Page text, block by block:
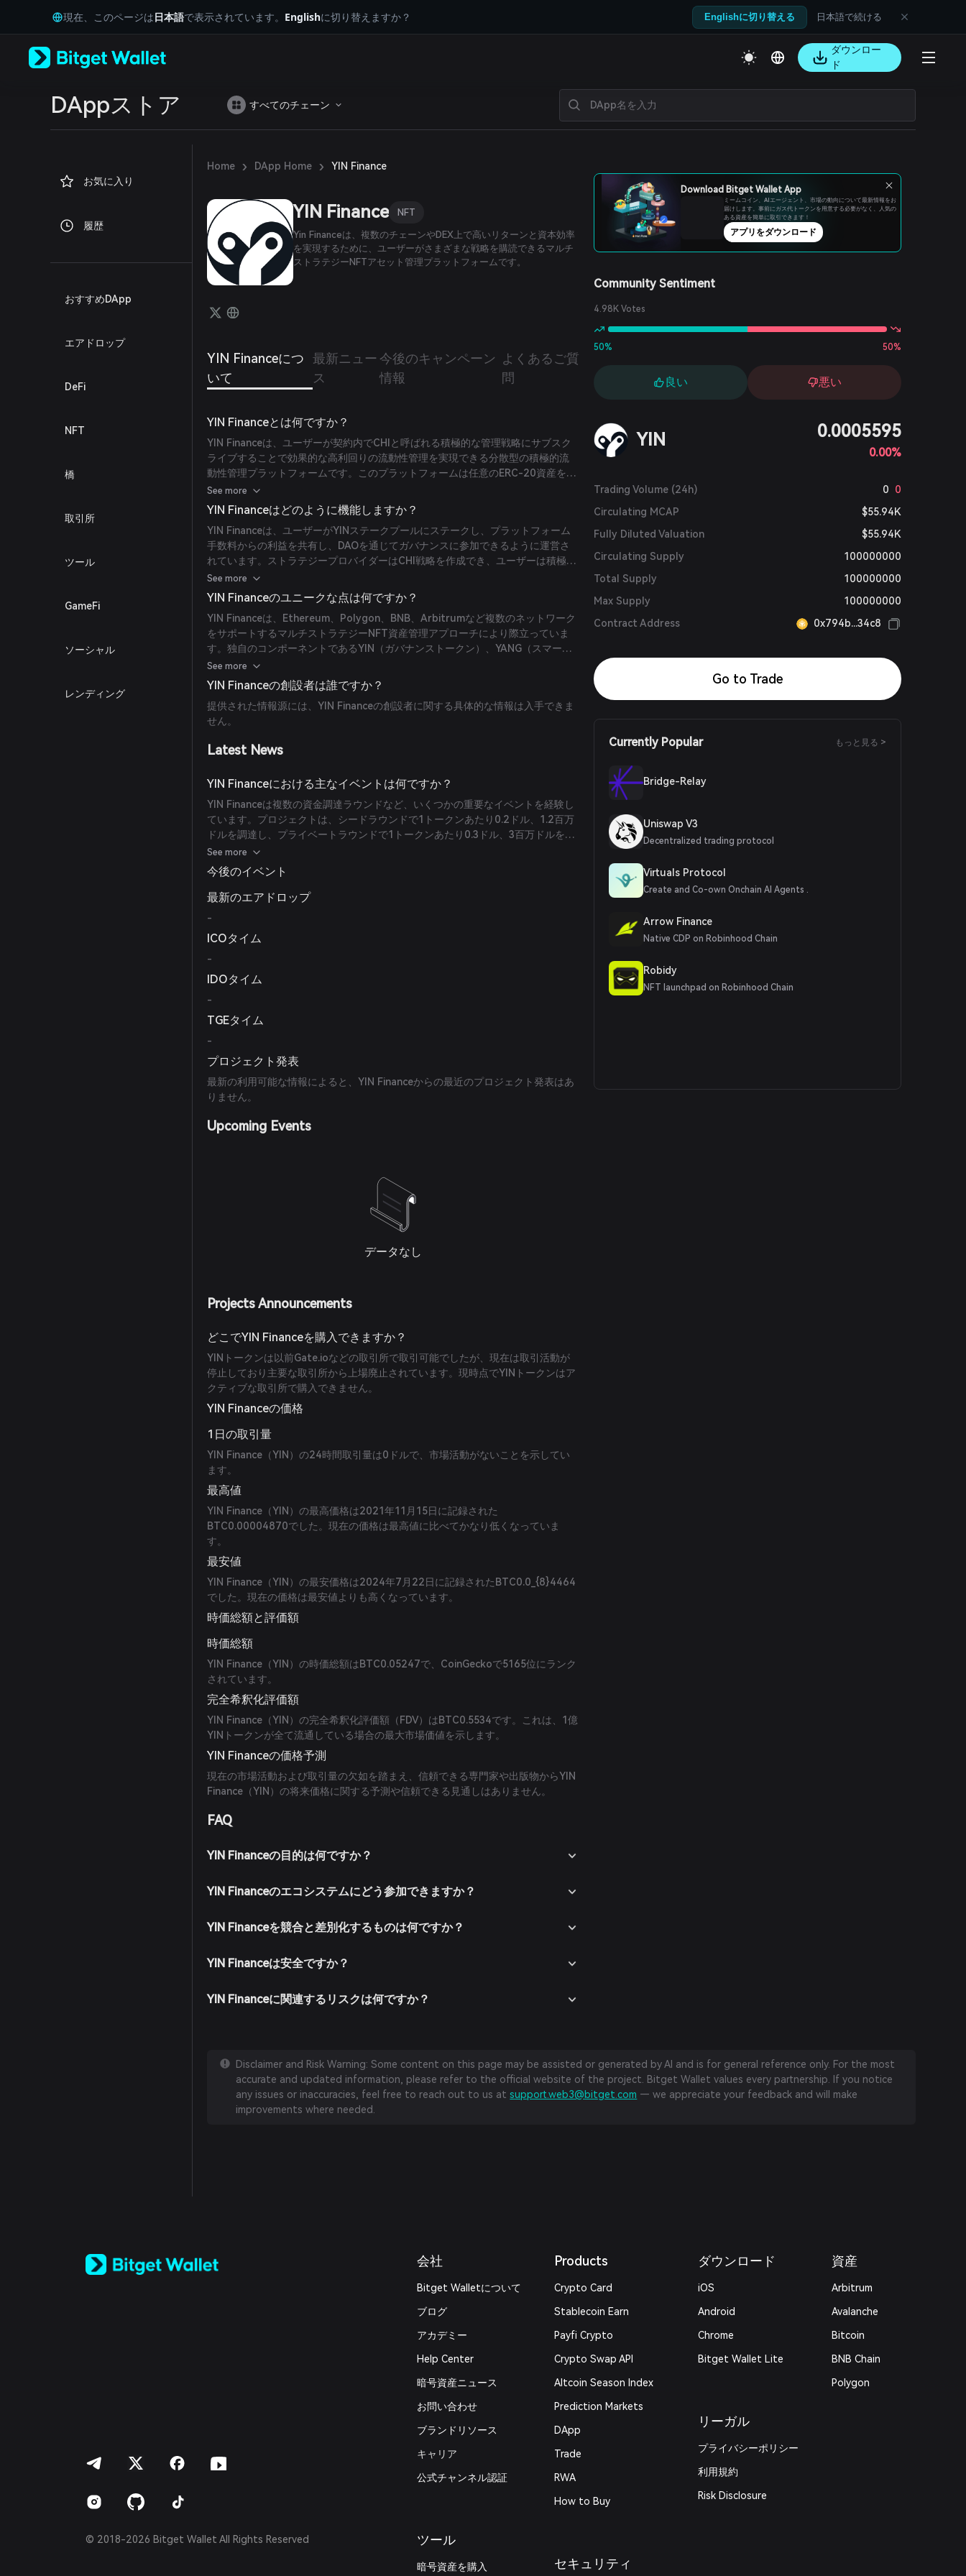
Tiếng Việt
Русский
Español (Latinoamérica)
Português (Portugal)
Bahasa Indonesia
Español (Argentina)
現在、このページは日本語で表示されています。 Englishに切り替えますか？ Englishに切り替える 日本語で続ける
ダウンロー
ド
DAppストア すべてのチェーン
お気に入り
履歴
おすすめDApp
エアドロップ
DeFi
NFT
橋
取引所
ツール
GameFi
ソーシャル
レンディング
Home › DApp Home › YIN Finance
YIN Finance NFT
Yin Financeは、複数のチェーンやDEX上で高いリターンと資本効率
を実現するために、ユーザーがさまざまな戦略を購読できるマルチ
ストラテジーNFTアセット管理プラットフォームです。
YIN Financeにつ
いて
最新ニュー
ス
今後のキャンペーン
情報
よくあるご質
問
YIN Financeとは何ですか？
YIN Financeは、ユーザーが契約内でCHIと呼ばれる積極的な管理戦略にサブスク
ライブすることで効果的な高利回りの流動性管理を実現できる分散型の積極的流
動性管理プラットフォームです。このプラットフォームは任意のERC-20資産をサ
ポートするよう設計されており、YIN、YANG、CHI、およびグランドマスターモ
ジュールといったコンポーネントによって動作しています。
See more
YIN Financeはどのように機能しますか？
YIN Financeは、ユーザーがYINステークプールにステークし、プラットフォーム
手数料からの利益を共有し、DAOを通じてガバナンスに参加できるように運営さ
れています。ストラテジープロバイダーはCHI戦略を作成でき、ユーザーは積極的
な流動性管理のためにこれにサブスクライブできます。さらに、プラットフォー
ムは清算利益が参加者間で分配されるレバレッジ付き流動性プールも提供してい
See more
YIN Financeのユニークな点は何ですか？
YIN Financeは、Ethereum、Polygon、BNB、Arbitrumなど複数のネットワーク
をサポートするマルチストラテジーNFT資産管理アプローチにより際立っていま
す。独自のコンポーネントであるYIN（ガバナンストークン）、YANG（スマート
ボールト）、CHI（投資戦略プラットフォーム）、グランドマスターモジュールが
総合的かつ自動化された流動性管理ソリューションを提供します。
See more
YIN Financeの創設者は誰ですか？
提供された情報源には、YIN Financeの創設者に関する具体的な情報は入手できま
せん。
Latest News
YIN Financeにおける主なイベントは何ですか？
YIN Financeは複数の資金調達ラウンドなど、いくつかの重要なイベントを経験し
ています。プロジェクトは、シードラウンドで1トークンあたり0.2ドル、1.2百万
ドルを調達し、プライベートラウンドで1トークンあたり0.3ドル、3百万ドルを調
達し、パブリックセールで1トークンあたり0.3ドル、30万ドルを調達しました。
これらのイベントは2021年の第3四半期から第4四半期にかけて行われました。
See more
今後のイベント
最新のエアドロップ
-
ICOタイム
-
IDOタイム
-
TGEタイム
-
プロジェクト発表
最新の利用可能な情報によると、YIN Financeからの最近のプロジェクト発表はあ
りません。
Upcoming Events
データなし
Projects Announcements
どこでYIN Financeを購入できますか？
YINトークンは以前Gate.ioなどの取引所で取引可能でしたが、現在は取引活動が
停止しており主要な取引所から上場廃止されています。現時点でYINトークンはア
クティブな取引所で購入できません。
YIN Financeの価格
1日の取引量
YIN Finance（YIN）の24時間取引量は0ドルで、市場活動がないことを示してい
ます。
最高値
YIN Finance（YIN）の最高価格は2021年11月15日に記録された
BTC0.00004870でした。現在の価格は最高値に比べてかなり低くなっていま
す。
最安値
YIN Finance（YIN）の最安価格は2024年7月22日に記録されたBTC0.0_{8}4464
でした。現在の価格は最安値よりも高くなっています。
時価総額と評価額
時価総額
YIN Finance（YIN）の時価総額はBTC0.05247で、CoinGeckoで5165位にランク
されています。
完全希釈化評価額
YIN Finance（YIN）の完全希釈化評価額（FDV）はBTC0.5534です。これは、1億
YINトークンが全て流通している場合の最大市場価値を示します。
YIN Financeの価格予測
現在の市場活動および取引量の欠如を踏まえ、信頼できる専門家や出版物からYIN
Finance（YIN）の将来価格に関する予測や信頼できる見通しはありません。
FAQ
YIN Financeの目的は何ですか？
YIN Financeのエコシステムにどう参加できますか？
YIN Financeを競合と差別化するものは何ですか？
YIN Financeは安全ですか？
YIN Financeに関連するリスクは何ですか？
Download Bitget Wallet App
ミームコイン、AIエージェント、市場の動向について最新情報をお
届けします。事前にガス代トークンを用意する必要がなく、人気の
ある資産を簡単に取引できます！
アプリをダウンロード
Community Sentiment
4.98K Votes
50% 50%
良い 悪い
YIN 0.0005595
0.00%
Trading Volume (24h) 0
0
Circulating MCAP
$55.94K
Fully Diluted Valuation
$55.94K
Circulating Supply
100000000
Total Supply
100000000
Max Supply
100000000
Contract Address
0x794b...34c8
Go to Trade
Currently Popular もっと見る >
Bridge-Relay
Uniswap V3
Decentralized trading protocol
Virtuals Protocol
Create and Co-own Onchain AI Agents .
Arrow Finance
Native CDP on Robinhood Chain
Robidy
NFT launchpad on Robinhood Chain
Disclaimer and Risk Warning: Some content on this page may be assisted or generated by AI and is for general reference only. For the most
accurate and updated information, please refer to the official website of the project. Bitget Wallet values every partnership. If you notice
any issues or inaccuracies, feel free to reach out to us atsupport.web3@bitget.com — we appreciate your feedback and will make
improvements where needed.
Español (Latinoamérica)
© 2018-2026 Bitget Wallet All Rights Reserved
会社
Bitget Walletについて
ブログ
アカデミー
Help Center
暗号資産ニュース
お問い合わせ
ブランドリソース
キャリア
公式チャンネル認証
ツール
暗号資産を購入
Products
Crypto Card
Stablecoin Earn
Payfi Crypto
Crypto Swap API
Altcoin Season Index
Prediction Markets
DApp
Trade
RWA
How to Buy
セキュリティ
ダウンロード
iOS
Android
Chrome
Bitget Wallet Lite
リーガル
プライバシーポリシー
利用規約
Risk Disclosure
資産
Arbitrum
Avalanche
Bitcoin
BNB Chain
Polygon